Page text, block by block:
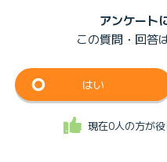
アンケート
この質問・回答
はい
現在0人の方が役